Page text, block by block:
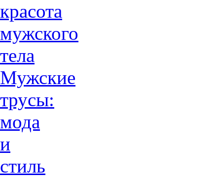
красота
мужского
тела
Мужские
трусы:
мода
и
стиль